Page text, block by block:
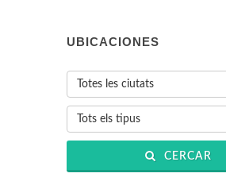
UBICACIONES
Totes les ciutats
Tots els tipus
CERCAR